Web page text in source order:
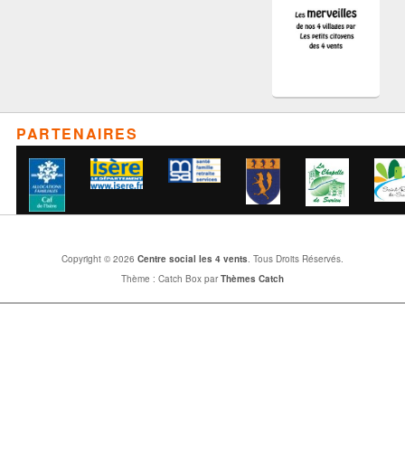
PARTENAIRES
Copyright © 2026 Centre social les 4 vents. Tous Droits Réservés.
Thème : Catch Box parThèmes Catch